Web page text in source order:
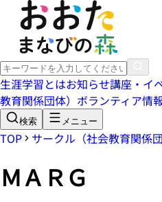
生涯学習とはお知らせ講座・イ
教育関係団体） ボランティア情
検索 メニュー
TOP サークル（社会教育関係団
ＭＡＲＧ